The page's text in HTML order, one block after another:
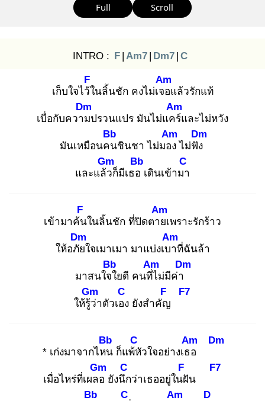
Full Scroll
INTRO : F | Am7 | Dm7 | C
เก็บใจไว้ใ
F
นลิ้นชัก คงไม่เจอ
Am
แล้วรักแท้
เบื่อกับความ
Dm
ปรวนแปร มันไม่แคร์
Am
และไม่หวัง
มันเหมือนคน
Bb
ชินชา ไม่มอง
Am
ไม่ฟัง
Dm
และแล้ว
Gm
ก็มีเธอ
Bb
เดินเข้ามา
C
เข้ามาค้น
F
ในลิ้นชัก ที่ปิดตาย
Am
เพราะรักร้าว
ให้อภัย
Dm
ใจเมาเมา มาแบ่งเบา
Am
ที่ฉันล้า
มาสนใจใ
Bb
ยดี คนที่ไ
Am
ม่มีค่า
Dm
ให้รู้ว่
Gm
าตัวเอง
C
ยังสำคัญ
F F7
* เก่งมาจากไหน
Bb
ก็แพ้หั
C
วใจอย่างเธอ
Am Dm
เมื่อไหร่ที่เผลอ
Gm
ยังนึก
C
ว่าเธออยู่ในฝั
F
น
F7
Bb
C
Am
D